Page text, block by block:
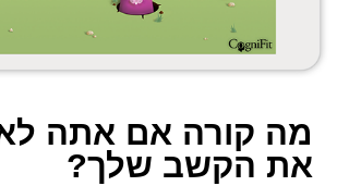
מה קורה אם אתה
את הקשב שלך?